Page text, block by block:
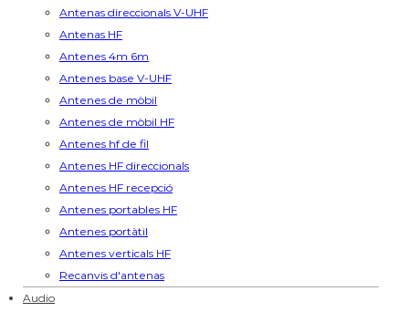
Antenas direccionals V-UHF
Antenas HF
Antenes 4m 6m
Antenes base V-UHF
Antenes de mòbil
Antenes de mòbil HF
Antenes hf de fil
Antenes HF direccionals
Antenes HF recepció
Antenes portables HF
Antenes portàtil
Antenes verticals HF
Recanvis d'antenas
Audio